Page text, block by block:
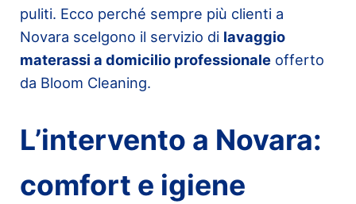
puliti. Ecco perché sempre più clienti a
Novara scelgono il servizio di lavaggio
materassi a domicilio professionale offerto
da Bloom Cleaning.
L’intervento a Novara:
comfort e igiene